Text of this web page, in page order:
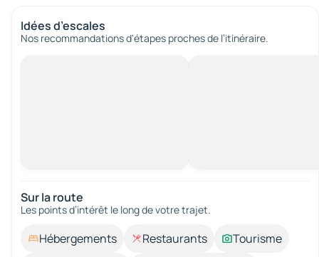
Idées d’escales
Nos recommandations d'étapes proches de l’itinéraire.
Sur la route
Les points d’intérêt le long de votre trajet.
Hébergements Restaurants
Tourisme